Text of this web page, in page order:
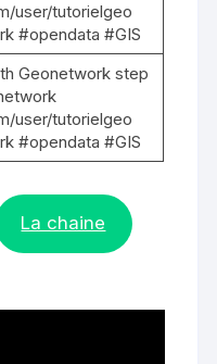
user/tutorielgeo
#opendata #GIS
Geonetwork step
user/tutorielgeo
#opendata #GIS
La chaine